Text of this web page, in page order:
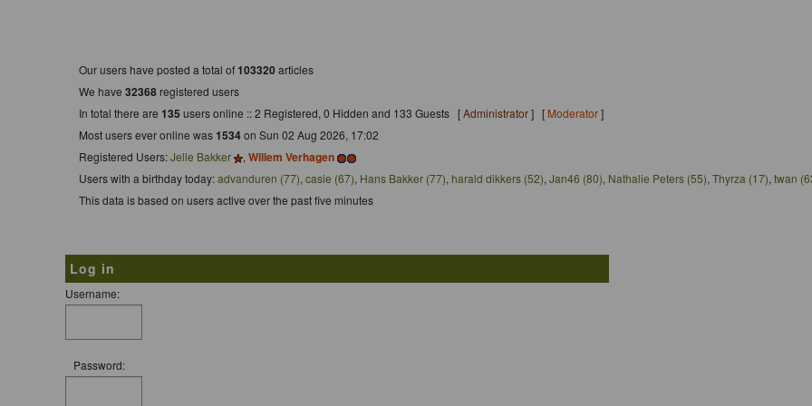
Our users have posted a total of103320 articles
We have 32368 registered users
In total there are 135 users online :: 2 Registered, 0 Hidden and 133 Guests [Administrator] [ Moderator]
Most users ever online was1534on Sun 02 Aug 2026, 17:02
Registered Users:Jelle Bakker , Willem Verhagen
Users with a birthday today:advanduren (77), casie (67), Hans Bakker (77), harald dikkers (52), Jan46 (80), Nathalie Peters (55), Thyrza (17), twan
This data is based on users active over the past five minutes
Log in
Username:
Password: